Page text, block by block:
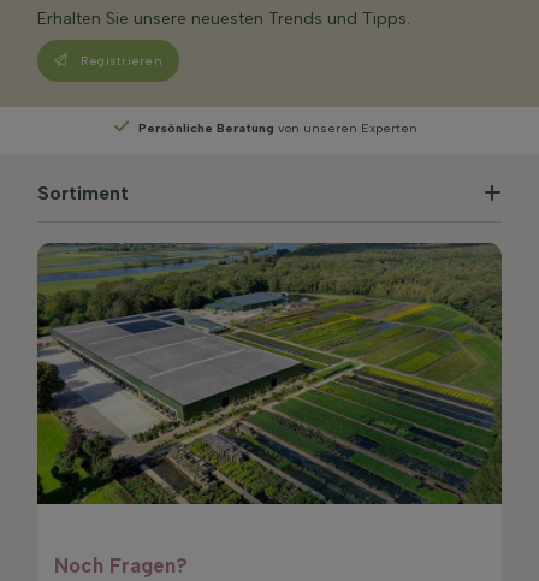
Erhalten Sie unsere neuesten Trends und Tipps.
Registrieren
WählenSie Ihre Lieferwoche
Sortiment
Noch Fragen?